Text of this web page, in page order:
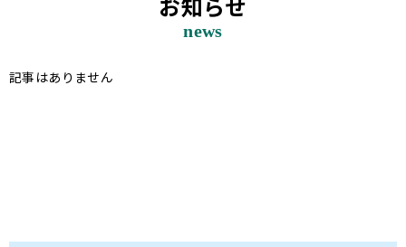
news
記事はありません